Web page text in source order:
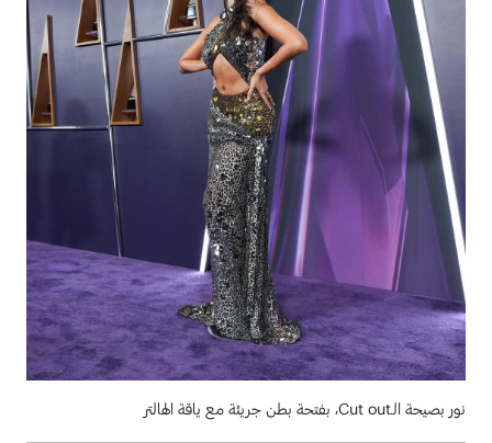
نور بصيحة الـCut out، بفتحة بطن جريئة مع ياقة الهالتر